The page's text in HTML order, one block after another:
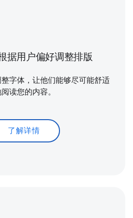
据用户偏好调整排版
字体，让他们能够尽可能舒适
读您的内容。
了解详情